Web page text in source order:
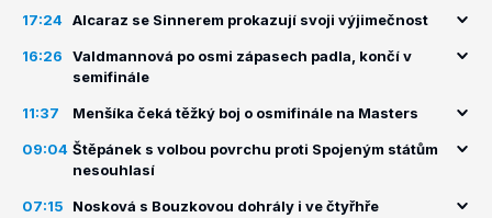
17:24 Alcaraz se Sinnerem prokazují svoji výjimečnost
16:26
Valdmannová po osmi zápasech padla, končí v
semifinále
11:37 Menšíka čeká těžký boj o osmifinále na Masters
09:04 Štěpánek s volbou povrchu proti Spojeným státům
nesouhlasí
07:15 Nosková s Bouzkovou dohrály i ve čtyřhře